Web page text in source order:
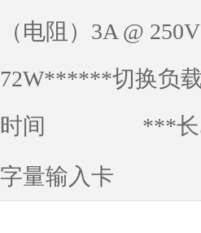
（电阻）3A @
72W******切换负
时间 ***长5
字量输入卡